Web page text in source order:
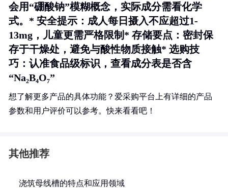
会用“硼酸钠”模糊概念，实际成分需看化学
式。* 安全提示：成人每日摄入不应超过1-
13mg，儿童更需严格限制* 存储要点：密封保
存于干燥处，避免与酸性物质接触* 选购技
巧：认准食品级标识，查看成分表是否含
“Na₂B₄O₇”
想了解更多产品的具体功能？爱采购平台上有详细的产品
参数和用户评价可以参考。快来看看吧！
其他推荐
浇筑母线槽的特点和应用领域